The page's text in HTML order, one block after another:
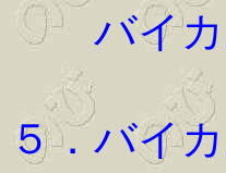
バイカ
５．バイ